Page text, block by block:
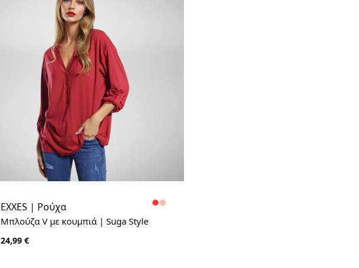
EXXES | Ρούχα
Μπλούζα V με κουμπιά | Suga Style
24,99 €